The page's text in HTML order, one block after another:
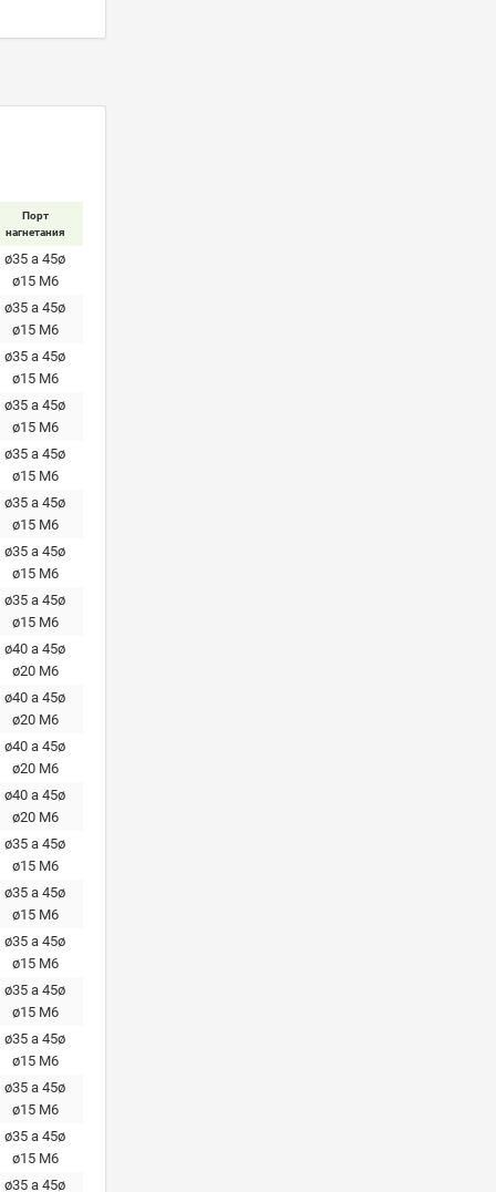
Порт
нагнетания
ø35 a 45ø
ø15 M6
ø35 a 45ø
ø15 M6
ø35 a 45ø
ø15 M6
ø35 a 45ø
ø15 M6
ø35 a 45ø
ø15 M6
ø35 a 45ø
ø15 M6
ø35 a 45ø
ø15 M6
ø35 a 45ø
ø15 M6
ø40 a 45ø
ø20 М6
ø40 a 45ø
ø20 М6
ø40 a 45ø
ø20 М6
ø40 a 45ø
ø20 М6
ø35 a 45ø
ø15 M6
ø35 a 45ø
ø15 M6
ø35 a 45ø
ø15 M6
ø35 a 45ø
ø15 M6
ø35 a 45ø
ø15 M6
ø35 a 45ø
ø15 M6
ø35 a 45ø
ø15 M6
ø35 a 45ø